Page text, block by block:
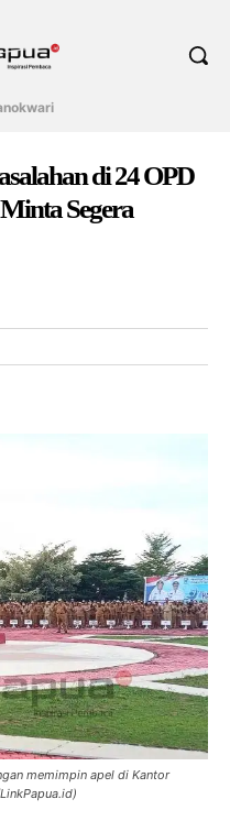
di 24 OPD
Segera
memimpin apel di Kantor